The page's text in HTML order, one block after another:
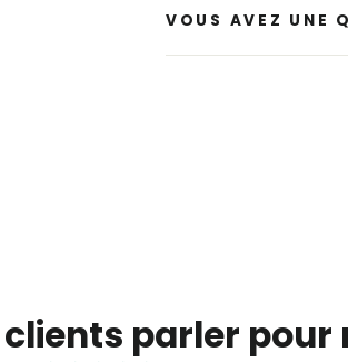
VOUS AVEZ UNE
parler pour